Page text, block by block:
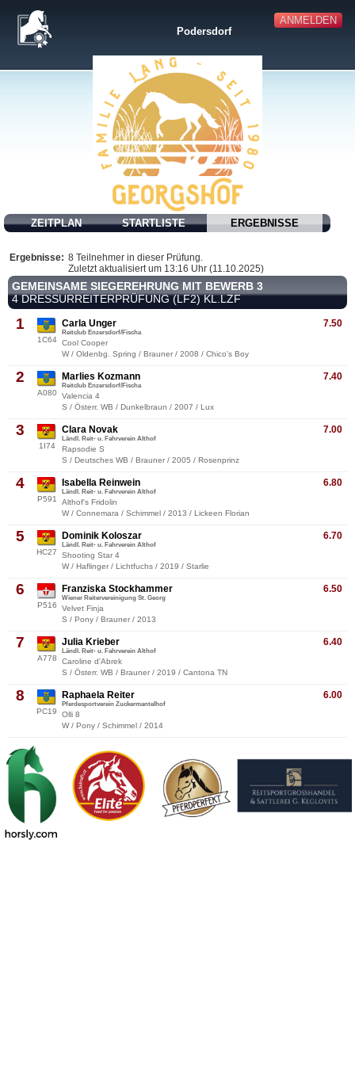
ANMELDEN
Podersdorf
ZEITPLAN STARTLISTE ERGEBNISSE
Ergebnisse: 8 Teilnehmer in dieser Prüfung.
Zuletzt aktualisiert um 13:16 Uhr (11.10.2025)
GEMEINSAME SIEGEREHRUNG MIT BEWERB 3
4 DRESSURREITERPRÜFUNG (LF2) KL.LZF
1
1C64
7.50
Carla Unger
Reitclub Enzersdorf/Fischa
Cool Cooper
W / Oldenbg. Spring / Brauner / 2008 / Chico's Boy
2
A080
7.40
Marlies Kozmann
Reitclub Enzersdorf/Fischa
Valencia 4
S / Österr. WB / Dunkelbraun / 2007 / Lux
3
1I74
7.00
Clara Novak
Ländl. Reit- u. Fahrverein Althof
Rapsodie S
S / Deutsches WB / Brauner / 2005 / Rosenprinz
4
P591
6.80
Isabella Reinwein
Ländl. Reit- u. Fahrverein Althof
Althof's Fridolin
W / Connemara / Schimmel / 2013 / Lickeen Florian
5
HC27
6.70
Dominik Koloszar
Ländl. Reit- u. Fahrverein Althof
Shooting Star 4
W / Haflinger / Lichtfuchs / 2019 / Starlie
6
P516
6.50
Franziska Stockhammer
Wiener Reitervereinigung St. Georg
Velvet Finja
S / Pony / Brauner / 2013
7
A778
6.40
Julia Krieber
Ländl. Reit- u. Fahrverein Althof
Caroline d'Abrek
S / Österr. WB / Brauner / 2019 / Cantona TN
8
PC19
6.00
Raphaela Reiter
Pferdesportverein Zuckermantelhof
Olli 8
W / Pony / Schimmel / 2014